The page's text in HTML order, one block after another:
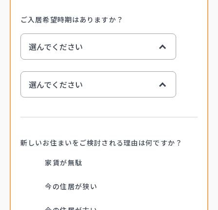
ご入居希望時期はありますか？
選んでください
今年
来年
選んでください
3月ごろ
4月ごろ
5月ごろ
新しいお住まいを ご検討される理由は何ですか？
家賃が無駄
今の住居が狭い